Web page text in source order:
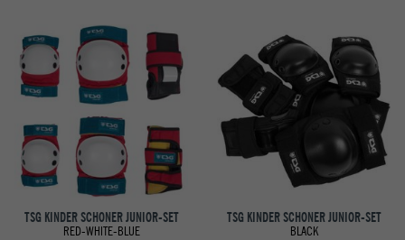
TSG KINDER SCHONER JUNIOR-SET
RED-WHITE-BLUE
TSG KINDER SCHONER JUNIOR-SET
BLACK